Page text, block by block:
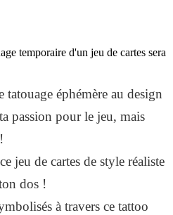
temporaire d'un jeu de cartes sera
éphémère au design
passion pour le jeu, mais
jeu de cartes de style réaliste
dos !
à travers ce tattoo